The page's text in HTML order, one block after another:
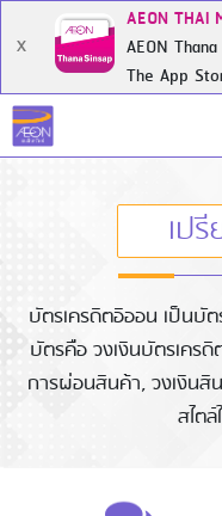
X
AEON THAI
AEON
The App
เป
บัตรเครดิตอิออน เป็นบั
บัตรคือ วงเงินบัตรเครดิ
การผ่อนสินค้า, วงเงิน
สไต